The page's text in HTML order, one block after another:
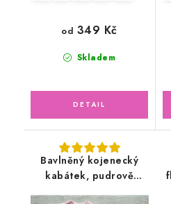
Skladem
od 349 Kč
Bavlněný kojenecký
kabátek, pudrově